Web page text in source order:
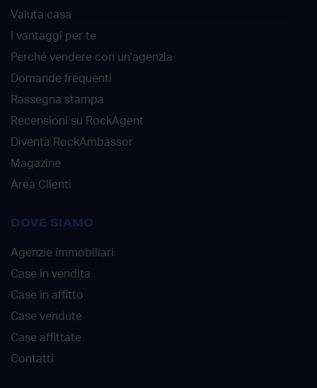
Valuta casa
I vantaggi per te
Perché vendere con un'agenzia
Domande frequenti
Rassegna stampa
Recensioni su RockAgent
Diventa RockAmbassor
Magazine
Area Clienti
DOVE SIAMO
Agenzie immobiliari
Case in vendita
Case in affitto
Case vendute
Case affittate
Contatti